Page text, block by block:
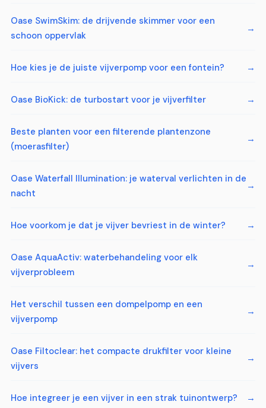
Oase SwimSkim: de drijvende skimmer voor een
schoon oppervlak
Hoe kies je de juiste vijverpomp voor een fontein?
Oase BioKick: de turbostart voor je vijverfilter
Beste planten voor een filterende plantenzone
(moerasfilter)
Oase Waterfall Illumination: je waterval verlichten in de
nacht
Hoe voorkom je dat je vijver bevriest in de winter?
Oase AquaActiv: waterbehandeling voor elk
vijverprobleem
Het verschil tussen een dompelpomp en een
vijverpomp
Oase Filtoclear: het compacte drukfilter voor kleine
vijvers
Hoe integreer je een vijver in een strak tuinontwerp?